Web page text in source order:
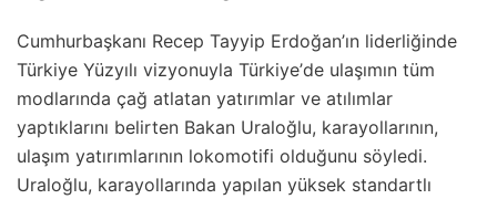
Cumhurbaşkanı Recep Tayyip Erdoğan’ın liderliğinde
Türkiye Yüzyılı vizyonuyla Türkiye’de ulaşımın tüm
modlarında çağ atlatan yatırımlar ve atılımlar
yaptıklarını belirten Bakan Uraloğlu, karayollarının,
ulaşım yatırımlarının lokomotifi olduğunu söyledi.
Uraloğlu, karayollarında yapılan yüksek standartlı